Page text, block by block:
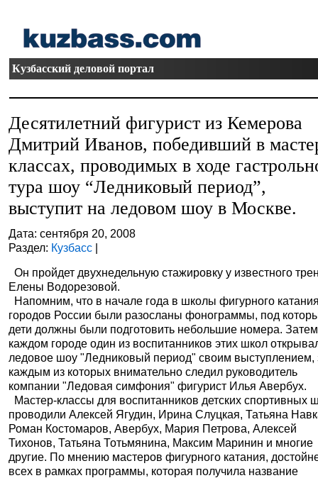
Кузбасский деловой портал
Десятилетний фигурист из Кемерова
Дмитрий Иванов, победивший в
классах, проводимых в ходе
тура шоу “Ледниковый период”,
выступит на ледовом шоу в Москве.
Дата: сентября 20, 2008
Раздел: Кузбасс |
Он пройдет двухнедельную стажировку у известного
Елены Водорезовой.
Напомним, что в начале года в школы фигурного
городов России были разосланы фонограммы, под
дети должны были подготовить небольшие номера.
каждом городе один из воспитанников этих школ
ледовое шоу "Ледниковый период" своим выступлением,
каждым из которых внимательно следил руководитель
компании "Ледовая симфония" фигурист Илья Авербух.
Мастер-классы для воспитанников детских спортивных
проводили Алексей Ягудин, Ирина Слуцкая, Татьяна
Роман Костомаров, Авербух, Мария Петрова, Алексей
Тихонов, Татьяна Тотьмянина, Максим Маринин и многие
другие. По мнению мастеров фигурного катания,
всех в рамках программы, которая получила название